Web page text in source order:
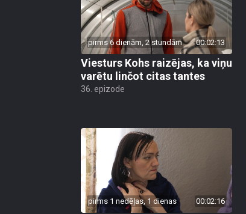
pirms 6 dienām, 2 stundām 00:02:13
Viesturs Kohs raizējas, ka viņu
varētu linčot citas tantes
36. epizode
pirms 1 nedēļas, 1 dienas 00:02:16